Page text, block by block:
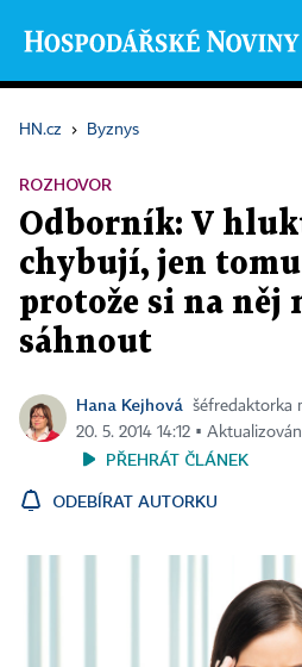
HN.cz › Byznys
ROZHOVOR
Odborník: V
chybují, jen
protože si na něj
sáhnout
Hana Kejhová
šéfredaktorka
20. 5. 2014 14:12 ▪
PŘEHRÁT ČLÁNEK
ODEBÍRAT AUTORKU